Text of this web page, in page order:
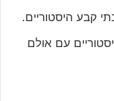
קבע היסטוריים.
עם אולם